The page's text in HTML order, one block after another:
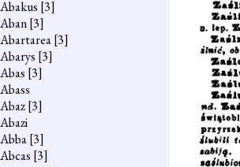
Abakus [3]
Aban[3]
Abartarea[3]
Abarys [3]
Abas [3]
Abass
Abaz[3]
Abazi
Abba[3]
Abcas [3]